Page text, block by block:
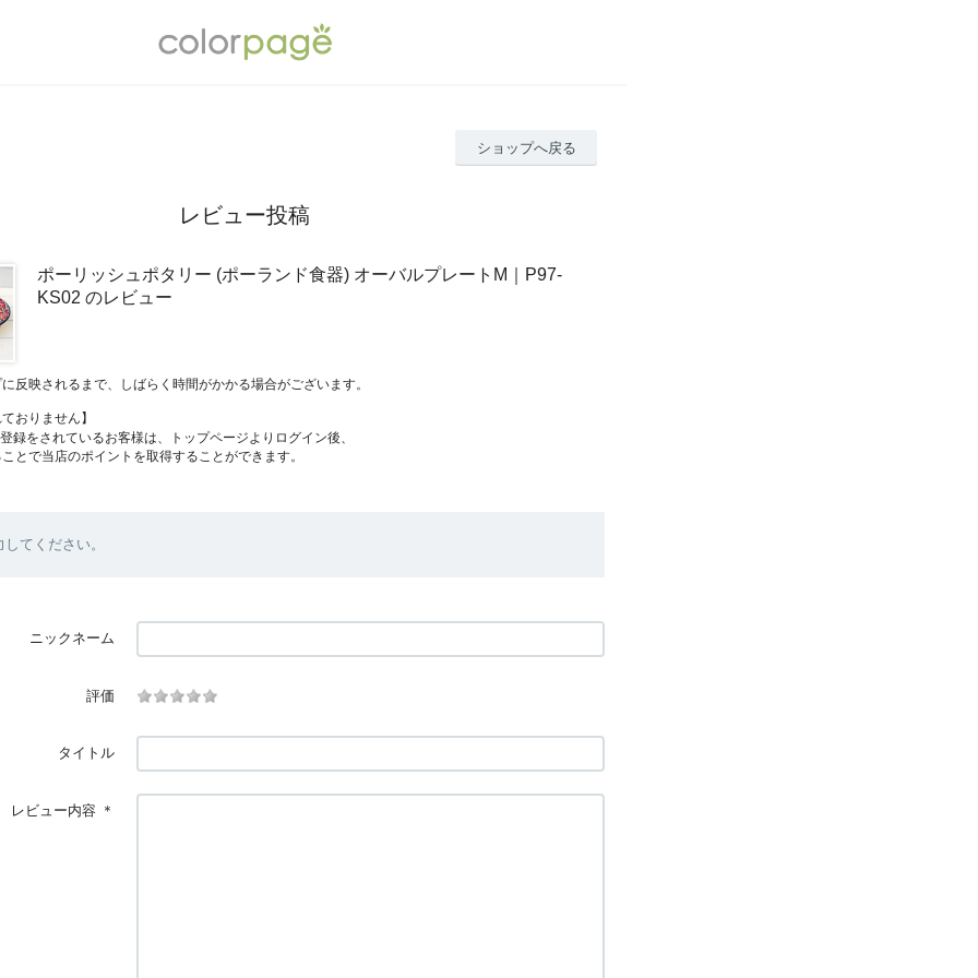
ショップへ戻る
レビュー投稿
ポーリッシュポタリー (ポーランド食器) オーバルプレートM｜P97-
KS02 のレビュー
反映されるまで、しばらく時間がかかる場合がございます。
おりません】
録をされているお客様は、トップページよりログイン後、
とで当店のポイントを取得することができます。
てください。
ニックネーム
評価
タイトル
レビュー内容 ＊